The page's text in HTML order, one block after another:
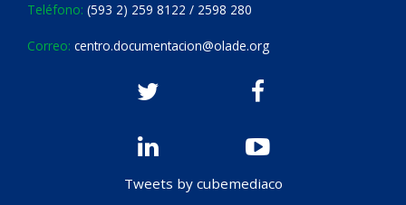
Teléfono: (593 2) 259 8122 / 2598 280
Correo: centro.documentacion@olade.org
Tweets by cubemediaco